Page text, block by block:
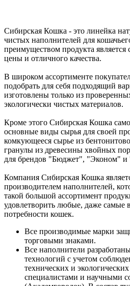
Сибирская Кошка - это линейка
чистых наполнителей для
преимуществом продукта
цены и отличного качества.
В широком ассортименте
подобрать для себя подходящий
изготовлены только из
экологически чистых материалов.
Кроме этого Сибирская Кошка
основные виды сырья для своей
комкующееся сырье из
гранулы из древесины хвойных
для брендов "Бюджет", "Эконом" и
Компания Сибирская Кошка
производителем наполнителей,
такой большой ассортимент
удовлетворить любые, даже самые
потребности кошек.
Все производимые марки
торговыми знаками.
Все наполнители
технологий с учетом
технических и
специалистами и научными